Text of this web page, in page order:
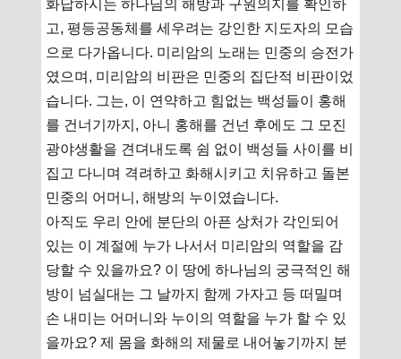
화답하시는 하나님의 해방과 구원의지를 확인하
고, 평등공동체를 세우려는 강인한 지도자의 모습
으로 다가옵니다. 미리암의 노래는 민중의 승전가
였으며, 미리암의 비판은 민중의 집단적 비판이었
습니다. 그는, 이 연약하고 힘없는 백성들이 홍해
를 건너기까지, 아니 홍해를 건넌 후에도 그 모진
광야생활을 견뎌내도록 쉼 없이 백성들 사이를 비
집고 다니며 격려하고 화해시키고 치유하고 돌본
민중의 어머니, 해방의 누이였습니다.
아직도 우리 안에 분단의 아픈 상처가 각인되어
있는 이 계절에 누가 나서서 미리암의 역할을 감
당할 수 있을까요? 이 땅에 하나님의 궁극적인 해
방이 넘실대는 그 날까지 함께 가자고 등 떠밀며
손 내미는 어머니와 누이의 역할을 누가 할 수 있
을까요? 제 몸을 화해의 제물로 내어놓기까지 분